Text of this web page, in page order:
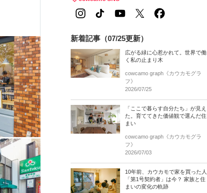
新着記事（07/25更新）
広がる緑に心惹かれて。世界で働
く私の止まり木
cowcamo graph《カウカモグラ
フ》
2026/07/25
「ここで暮らす自分たち」が見え
た。育ててきた価値観で選んだ住
まい
cowcamo graph《カウカモグラ
フ》
2026/07/03
10年前、カウカモで家を買った人
「第1号契約者」は今？ 家族と住
まいの変化の軌跡